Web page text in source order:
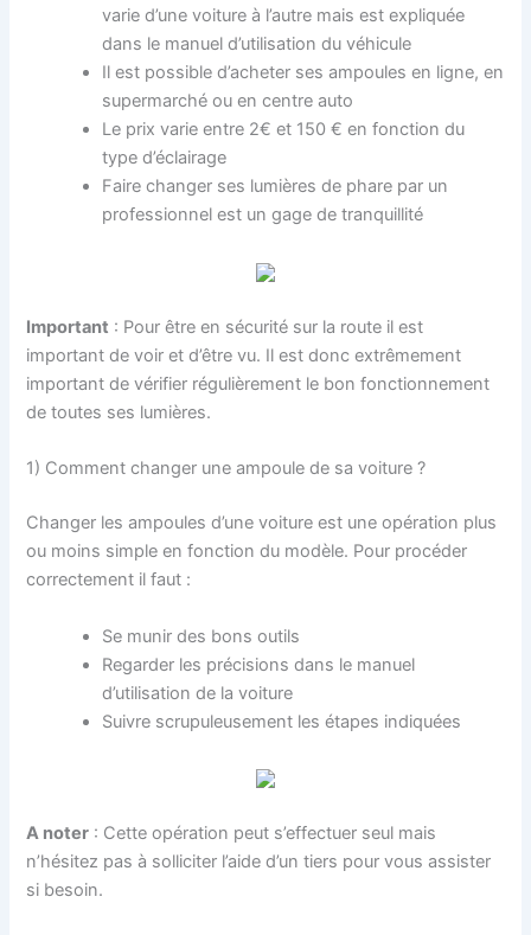
varie d’une voiture à l’autre mais est expliquée
dans le manuel d’utilisation du véhicule
Il est possible d’acheter ses ampoules en ligne, en
supermarché ou en centre auto
Le prix varie entre 2€ et 150 € en fonction du
type d’éclairage
Faire changer ses lumières de phare par un
professionnel est un gage de tranquillité
Important : Pour être en sécurité sur la route il est
important de voir et d’être vu. Il est donc extrêmement
important de vérifier régulièrement le bon fonctionnement
de toutes ses lumières.
1) Comment changer une ampoule de sa voiture ?
Changer les ampoules d’une voiture est une opération plus
ou moins simple en fonction du modèle. Pour procéder
correctement il faut :
Se munir des bons outils
Regarder les précisions dans le manuel
d’utilisation de la voiture
Suivre scrupuleusement les étapes indiquées
A noter : Cette opération peut s’effectuer seul mais
n’hésitez pas à solliciter l’aide d’un tiers pour vous assister
si besoin.